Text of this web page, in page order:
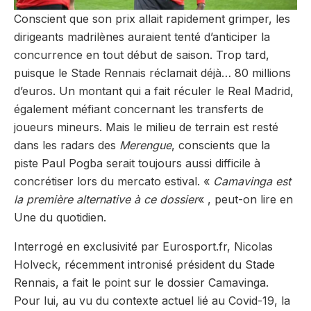
Conscient que son prix allait rapidement grimper, les
dirigeants madrilènes auraient tenté d’anticiper la
concurrence en tout début de saison. Trop tard,
puisque le Stade Rennais réclamait déjà… 80 millions
d’euros. Un montant qui a fait réculer le Real Madrid,
également méfiant concernant les transferts de
joueurs mineurs. Mais le milieu de terrain est resté
dans les radars des Merengue, conscients que la
piste Paul Pogba serait toujours aussi difficile à
concrétiser lors du mercato estival. « Camavinga est
la première alternative à ce dossier« , peut-on lire en
Une du quotidien.
Interrogé en exclusivité par Eurosport.fr, Nicolas
Holveck, récemment intronisé président du Stade
Rennais, a fait le point sur le dossier Camavinga.
Pour lui, au vu du contexte actuel lié au Covid-19, la